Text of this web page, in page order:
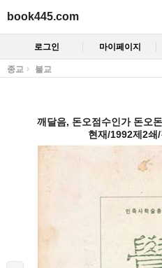
book445.com
로그인 마이페이지
종교 불교
깨달음, 돈오점수인가 돈오
현재/1992제2쇄